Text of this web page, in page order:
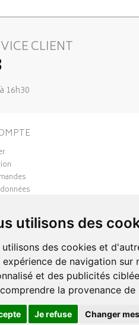
utilisons des
utilisons des cookies et
de navigation sur
et des publicités
la provenance de
Je refuse Changer
CLIENT
16h30
Cookies
SUIVEZ-